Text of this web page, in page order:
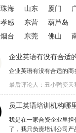
珠海 山东 厦门
孝感 东营 葫芦岛
烟台 东莞 佛山
企业英语有没有合适
企业英语有没有合适的
最后评论人：丑小鸭变天
员工英语培训机构哪
我是在一家合资企业里
了，我只负责培训公司产